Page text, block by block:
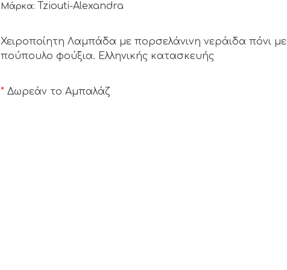
Μάρκα: Tziouti-Alexandra
Χειροποίητη Λαμπάδα με πορσελάνινη νεράιδα πόνι με
πούπουλο φούξια. Ελληνικής κατασκευής
* Δωρεάν το Αμπαλάζ